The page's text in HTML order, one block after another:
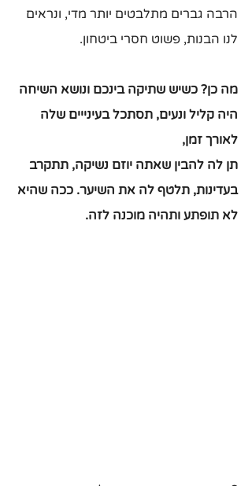
הרבה גברים מתלבטים יותר מדי, ונראים
לנו הבנות, פשוט חסרי ביטחון.
מה כן? כשיש שתיקה בינכם ונושא השיחה
היה קליל ונעים, תסתכל בעינייים שלה
לאורך זמן,
תן לה להבין שאתה יוזם נשיקה, תתקרב
בעדינות, תלטף לה את השיער. ככה שהיא
לא תופתע ותהיה מוכנה לזה.